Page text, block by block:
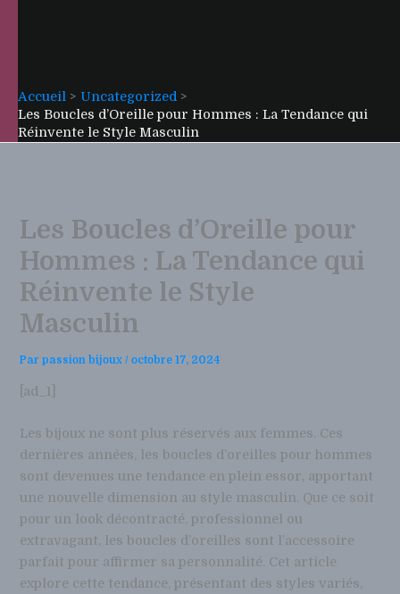
Accueil
Uncategorized
Les Boucles d’Oreille pour Hommes : La Tendance qui
Réinvente le Style Masculin
Les Boucles d’Oreille pour
Hommes : La Tendance qui
Réinvente le Style
Masculin
Parpassion bijoux/octobre 17, 2024
[ad_1]
Les bijoux ne sont plus réservés aux femmes. Ces
dernières années, les boucles d’oreilles pour hommes
sont devenues une tendance en plein essor, apportant
une nouvelle dimension au style masculin. Que ce soit
pour un look décontracté, professionnel ou
extravagant, les boucles d’oreilles sont l’accessoire
parfait pour affirmer sa personnalité. Cet article
explore cette tendance, présentant des styles variés,